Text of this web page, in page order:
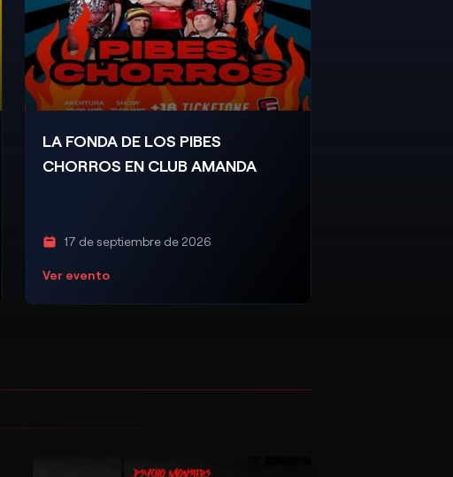
LA FONDA DE LOS PIBES
CHORROS EN CLUB AMANDA
17 de septiembre de 2026
Ver evento